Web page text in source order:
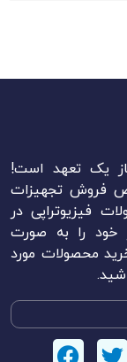
یک تعهد است!
فروش تجهیزات
فیزیوتراپی در
خود را به صورت
محصولات مورد